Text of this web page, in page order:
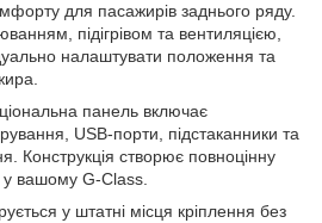
для пасажирів заднього ряду.
підігрівом та вентиляцією,
налаштувати положення та
панель включає
USB-порти, підстаканники та
Конструкція створює повноцінну
у вашому G-Class.
у штатні місця кріплення без